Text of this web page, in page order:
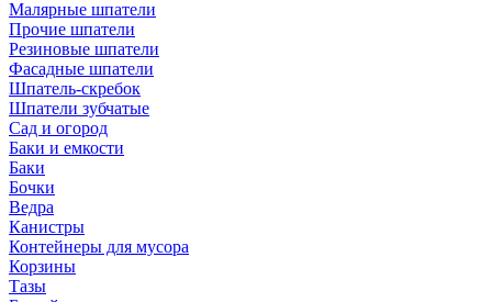
Малярные шпатели
Прочие шпатели
Резиновые шпатели
Фасадные шпатели
Шпатель-скребок
Шпатели зубчатые
Сад и огород
Баки и емкости
Баки
Бочки
Ведра
Канистры
Контейнеры для мусора
Корзины
Тазы